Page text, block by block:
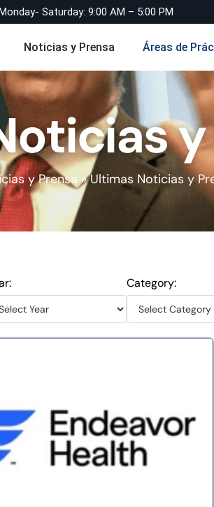
Saturday: 9:00 AM – 5:00 PM
Noticias y Prensa Áreas de
y Prensa»Ultimas Noticias y
Category: